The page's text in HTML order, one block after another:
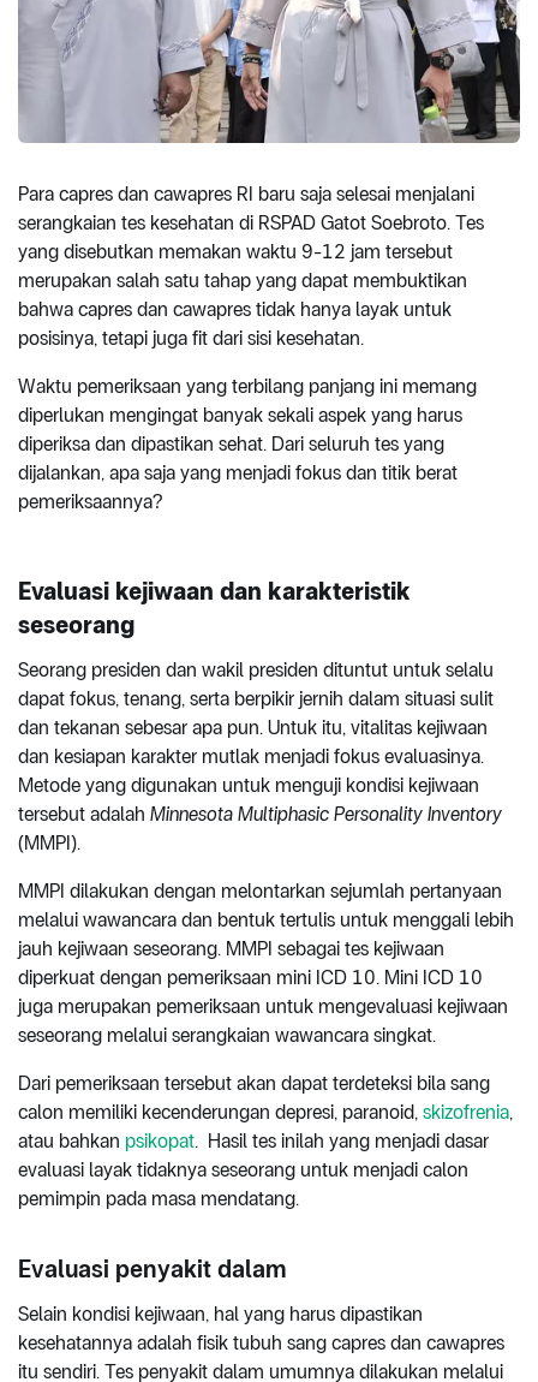
Para capres dan cawapres RI baru saja selesai menjalani
serangkaian tes kesehatan di RSPAD Gatot Soebroto. Tes
yang disebutkan memakan waktu 9-12 jam tersebut
merupakan salah satu tahap yang dapat membuktikan
bahwa capres dan cawapres tidak hanya layak untuk
posisinya, tetapi juga fit dari sisi kesehatan.
Waktu pemeriksaan yang terbilang panjang ini memang
diperlukan mengingat banyak sekali aspek yang harus
diperiksa dan dipastikan sehat. Dari seluruh tes yang
dijalankan, apa saja yang menjadi fokus dan titik berat
pemeriksaannya?
Evaluasi kejiwaan dan karakteristik
seseorang
Seorang presiden dan wakil presiden dituntut untuk selalu
dapat fokus, tenang, serta berpikir jernih dalam situasi sulit
dan tekanan sebesar apa pun. Untuk itu, vitalitas kejiwaan
dan kesiapan karakter mutlak menjadi fokus evaluasinya.
Metode yang digunakan untuk menguji kondisi kejiwaan
tersebut adalah Minnesota Multiphasic Personality Inventory
(MMPI).
MMPI dilakukan dengan melontarkan sejumlah pertanyaan
melalui wawancara dan bentuk tertulis untuk menggali lebih
jauh kejiwaan seseorang. MMPI sebagai tes kejiwaan
diperkuat dengan pemeriksaan mini ICD 10. Mini ICD 10
juga merupakan pemeriksaan untuk mengevaluasi kejiwaan
seseorang melalui serangkaian wawancara singkat.
Dari pemeriksaan tersebut akan dapat terdeteksi bila sang
calon memiliki kecenderungan depresi, paranoid, skizofrenia,
atau bahkan psikopat. Hasil tes inilah yang menjadi dasar
evaluasi layak tidaknya seseorang untuk menjadi calon
pemimpin pada masa mendatang.
Evaluasi penyakit dalam
Selain kondisi kejiwaan, hal yang harus dipastikan
kesehatannya adalah fisik tubuh sang capres dan cawapres
itu sendiri. Tes penyakit dalam umumnya dilakukan melalui